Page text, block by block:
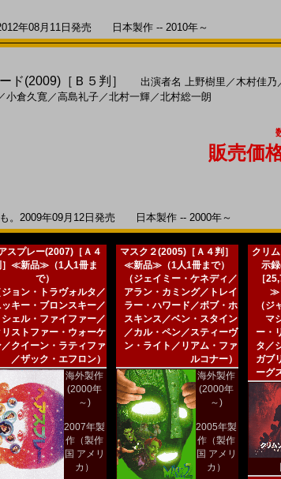
年08月11日発売 日本製作 -- 2010年～
ド(2009)［Ｂ５判］ 出演者名 上野樹里 ／木村佳乃
小倉久寛／高島礼子／北村一輝／北村総一朗
販売価
。2009年09月12日発売 日本製作 -- 2000年～
スプレー(2007)［Ａ４
］≪新品≫（1人1冊ま
で）
ョン・トラヴォルタ／
キー・ブロンスキー／
ェル・ファイファー／
ストファー・ウォーケ
クイーン・ラティファ
／ザック・エフロン）
海外製作
(2000年
～)
2007年製
作（製作
国 アメリ
カ）
マスク２(2005)［Ａ４判］
≪新品≫（1人1冊まで）
（ジェイミー・ケネディ／
アラン・カミング／トレイ
ラー・ハワード／ボブ・ホ
スキンス／ベン・スタイン
／カル・ペン／スティーヴ
ン・ライト／リアム・ファ
ルコナー）
海外製作
(2000年
～)
2005年製
作（製作
国 アメリ
カ）
クリ
示
［
≫
（ジ
マ
ー・
タ／
ガブ
ーグ